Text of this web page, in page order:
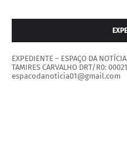
EXPEDIENTE – ESPAÇO DA
TAMIRES CARVALHO DRT/R0:
espacodanoticia01@gmail.com